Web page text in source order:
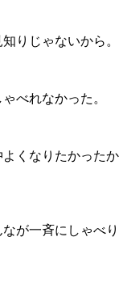
りじゃないから。
べれなかった。
くなりたかったか
が一斉にしゃべり